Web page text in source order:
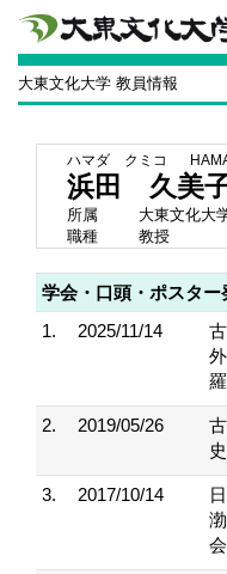
大東文化大学 教員情報
ハマダ クミコ
浜田 久美
所属
大東文化大
職種
教授
学会・口頭・ポスター
1.
2025/11/14
2. 2019/05/26
3. 2017/10/14